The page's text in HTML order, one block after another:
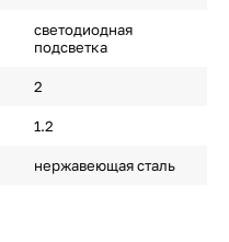
светодиодная
подсветка
2
1.2
нержавеющая сталь